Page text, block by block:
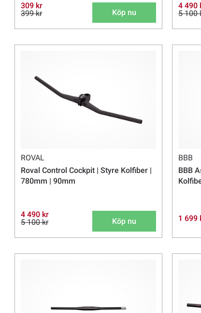
309 kr
399 kr
Köp nu
4 490
5 100
ROVAL
Roval Control Cockpit | Styre Kolfiber |
780mm | 90mm
4 490 kr
5 100 kr
Köp nu
BBB
BBB
1 699